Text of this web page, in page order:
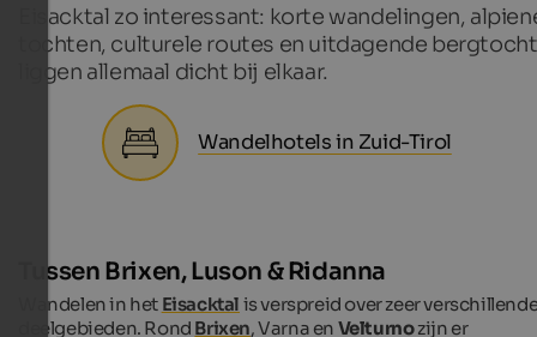
Eisacktal zo interessant: korte wandelingen,
tochten, culturele routes en uitdagende
liggen allemaal dicht bij elkaar.
Wandelhotels in Zuid-Tirol
Tussen Brixen, Luson & Ridanna
Wandelen in het Eisacktal is verspreid over zeer
deelgebieden. Rond Brixen, Varna en Velturnozijn er